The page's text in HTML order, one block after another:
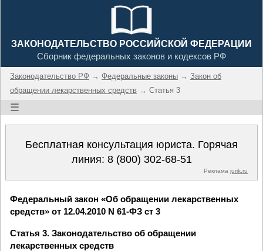
ЗАКОНОДАТЕЛЬСТВО РОССИЙСКОЙ ФЕДЕРАЦИИ
Сборник федеральных законов и кодексов РФ
Законодательство РФ → Федеральные законы → Закон об
обращении лекарственных средств → Статья 3
☰
Бесплатная консультация юриста. Горячая
линия: 8 (800) 302-68-51
Реклама jurik.ru
Федеральный закон «Об обращении лекарственных
средств» от 12.04.2010 N 61-ФЗ ст 3
Статья 3. Законодательство об обращении
лекарственных средств